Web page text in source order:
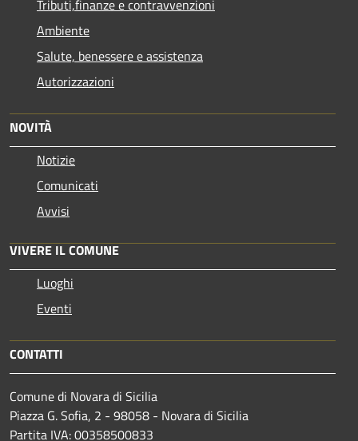
Tributi,finanze e contravvenzioni
Ambiente
Salute, benessere e assistenza
Autorizzazioni
NOVITÀ
Notizie
Comunicati
Avvisi
VIVERE IL COMUNE
Luoghi
Eventi
CONTATTI
Comune di Novara di Sicilia
Piazza G. Sofia, 2 - 98058 - Novara di Sicilia
Partita IVA: 00358500833